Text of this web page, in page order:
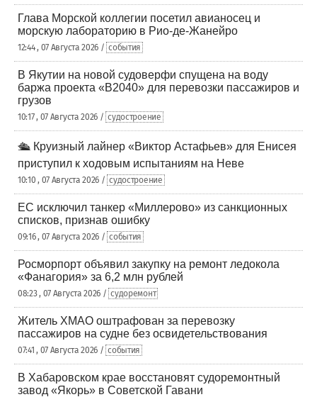
Глава Морской коллегии посетил авианосец и
морскую лабораторию в Рио-де-Жанейро
12:44 , 07 Августа 2026 / события
В Якутии на новой судоверфи спущена на воду
баржа проекта «В2040» для перевозки пассажиров и
грузов
10:17 , 07 Августа 2026 / судостроение
🛳️ Круизный лайнер «Виктор Астафьев» для Енисея
приступил к ходовым испытаниям на Неве
10:10 , 07 Августа 2026 / судостроение
ЕС исключил танкер «Миллерово» из санкционных
списков, признав ошибку
09:16 , 07 Августа 2026 / события
Росморпорт объявил закупку на ремонт ледокола
«Фанагория» за 6,2 млн рублей
08:23 , 07 Августа 2026 / судоремонт
Житель ХМАО оштрафован за перевозку
пассажиров на судне без освидетельствования
07:41 , 07 Августа 2026 / события
В Хабаровском крае восстановят судоремонтный
завод «Якорь» в Советской Гавани